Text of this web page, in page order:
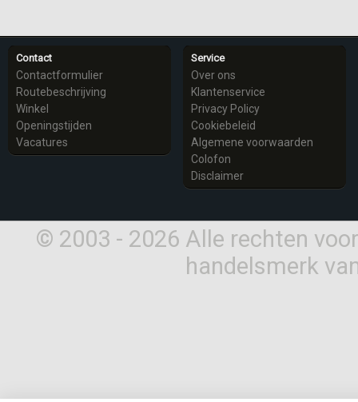
Contact
Contactformulier
Routebeschrijving
Winkel
Openingstijden
Vacatures
Service
Over ons
Klantenservice
Privacy Policy
Cookiebeleid
Algemene voorwaarden
Colofon
Disclaimer
© 2003 - 2026 Alle rechten
handelsmerk